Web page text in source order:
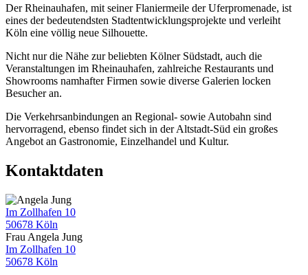
Der Rheinauhafen, mit seiner Flaniermeile der Uferpromenade, ist
eines der bedeutendsten Stadtentwicklungsprojekte und verleiht
Köln eine völlig neue Silhouette.
Nicht nur die Nähe zur beliebten Kölner Südstadt, auch die
Veranstaltungen im Rheinauhafen, zahlreiche Restaurants und
Showrooms namhafter Firmen sowie diverse Galerien locken
Besucher an.
Die Verkehrsanbindungen an Regional- sowie Autobahn sind
hervorragend, ebenso findet sich in der Altstadt-Süd ein großes
Angebot an Gastronomie, Einzelhandel und Kultur.
Kontaktdaten
Im Zollhafen 10
50678 Köln
Frau Angela Jung
Im Zollhafen 10
50678 Köln